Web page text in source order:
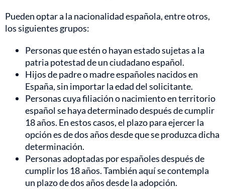
Pueden optar a la nacionalidad española, entre otros,
los siguientes grupos:
Personas que estén o hayan estado sujetas a la
patria potestad de un ciudadano español.
Hijos de padre o madre españoles nacidos en
España, sin importar la edad del solicitante.
Personas cuya filiación o nacimiento en territorio
español se haya determinado después de cumplir
18 años. En estos casos, el plazo para ejercer la
opción es de dos años desde que se produzca dicha
determinación.
Personas adoptadas por españoles después de
cumplir los 18 años. También aquí se contempla
un plazo de dos años desde la adopción.